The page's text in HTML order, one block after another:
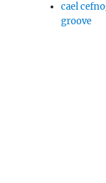
cael
groove